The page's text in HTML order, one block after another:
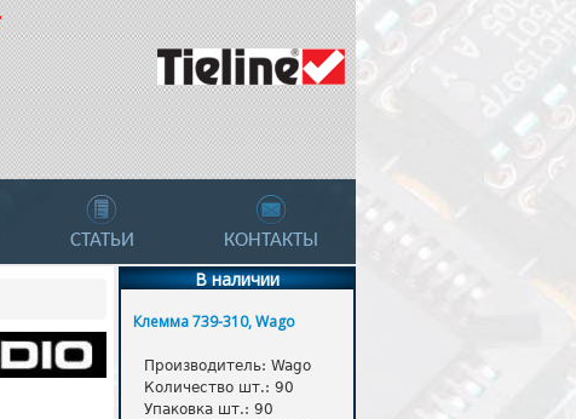
СТАТЬИ КОНТАКТЫ
В наличии
Клемма 739-310, Wago
Производитель: Wago
Количество шт.: 90
Упаковка шт.: 90